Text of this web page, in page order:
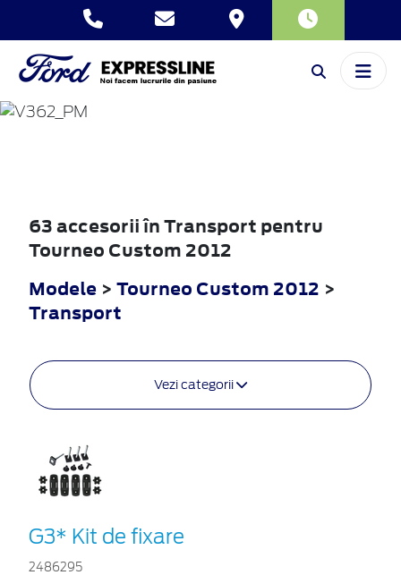
TOURNEO
CUSTOM
63 accesorii în Transport pentru
Tourneo Custom 2012
Modele > Tourneo Custom 2012 >
Transport
Vezi categorii
G3* Kit de fixare
2486295